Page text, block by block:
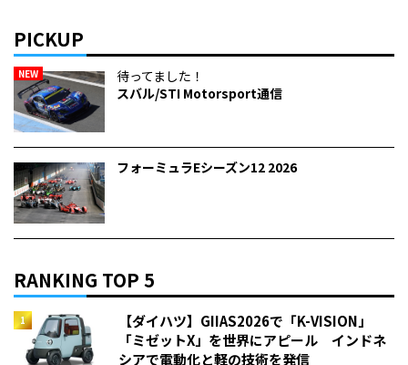
PICKUP
NEW
待ってました！
スバル/STI Motorsport通信
フォーミュラEシーズン12 2026
RANKING TOP 5
【ダイハツ】GIIAS2026で「K-VISION」
「ミゼットX」を世界にアピール インドネ
シアで電動化と軽の技術を発信